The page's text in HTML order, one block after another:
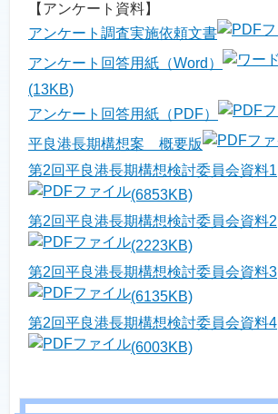
【アンケート資料】
アンケート調査実施依頼文書
アンケート回答用紙（Word）
(13KB)
アンケート回答用紙（PDF）
平良港長期構想案 概要版
第2回平良港長期構想検討委員会資料1
(6853KB)
第2回平良港長期構想検討委員会資料2
(2223KB)
第2回平良港長期構想検討委員会資料3
(6135KB)
第2回平良港長期構想検討委員会資料4
(6003KB)